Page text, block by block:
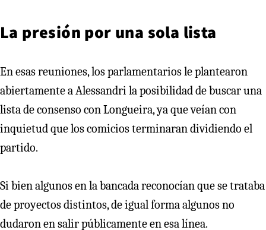
La presión por una sola lista
En esas reuniones, los parlamentarios le plantearon
abiertamente a Alessandri la posibilidad de buscar una
lista de consenso con Longueira, ya que veían con
inquietud que los comicios terminaran dividiendo el
partido.
Si bien algunos en la bancada reconocían que se trataba
de proyectos distintos, de igual forma algunos no
dudaron en salir públicamente en esa línea.